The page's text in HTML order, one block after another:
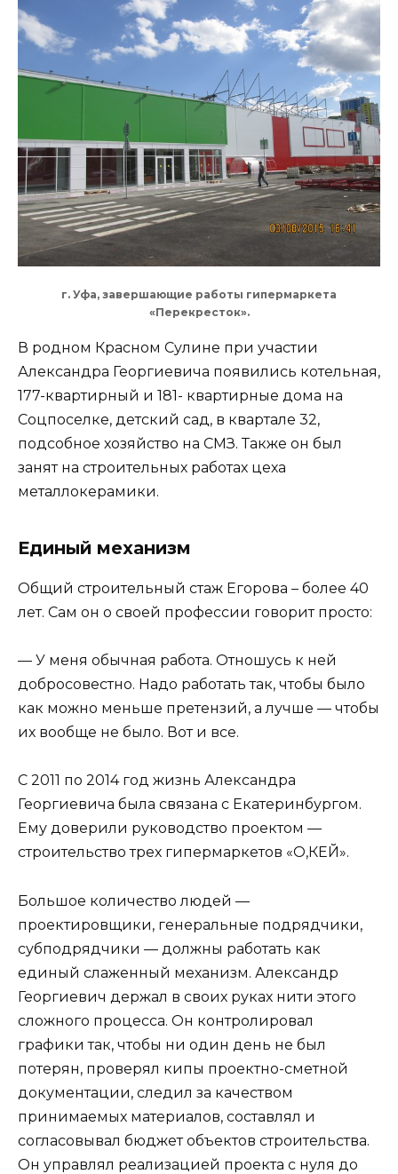
г. Уфа, завершающие работы гипермаркета
«Перекресток».
В родном Красном Сулине при участии
Александра Георгиевича появились котельная,
177-квартирный и 181- квартирные дома на
Соцпоселке, детский сад, в квартале 32,
подсобное хозяйство на СМЗ. Также он был
занят на строительных работах цеха
металлокерамики.
Единый механизм
Общий строительный стаж Егорова – более 40
лет. Сам он о своей профессии говорит просто:
— У меня обычная работа. Отношусь к ней
добросовестно. Надо работать так, чтобы было
как можно меньше претензий, а лучше — чтобы
их вообще не было. Вот и все.
С 2011 по 2014 год жизнь Александра
Георгиевича была связана с Екатеринбургом.
Ему доверили руководство проектом —
строительство трех гипермаркетов «О,КЕЙ».
Большое количество людей —
проектировщики, генеральные подрядчики,
субподрядчики — должны работать как
единый слаженный механизм. Александр
Георгиевич держал в своих руках нити этого
сложного процесса. Он контролировал
графики так, чтобы ни один день не был
потерян, проверял кипы проектно-сметной
документации, следил за качеством
принимаемых материалов, составлял и
согласовывал бюджет объектов строительства.
Он управлял реализацией проекта с нуля до